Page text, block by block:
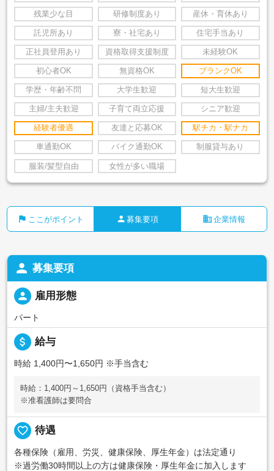
残業少な目 研修制度あり 産休・育休あり
託児所あり 寮・社宅あり 住宅手当あり
正社員登用あり 資格取得支援制度 未経験OK
初心者OK 無資格OK ブランクOK
学歴・年齢不問 大学生歓迎 短大生歓迎
主婦/主夫歓迎 子育て両立応援 シニア歓迎
経験者優遇 友達と応募OK 駅チカ・駅ナカ
車通勤OK バイク通勤OK 制服貸与あり
服装/髪型自由 女性が多い職場
flag ここがポイント person 募集要項 business 企業情報
person 募集要項
person 雇用形態
パート
attach_money 給与
時給 1,400円〜1,650円 ※手当含む
時給：1,400円～1,650円（資格手当含む）
※准看護師は要問合
favorite_border 待遇
各種保険（雇用、労災、健康保険、厚生年金）は法定通り
※過労働30時間以上の方は健康保険・厚生年金に加入します